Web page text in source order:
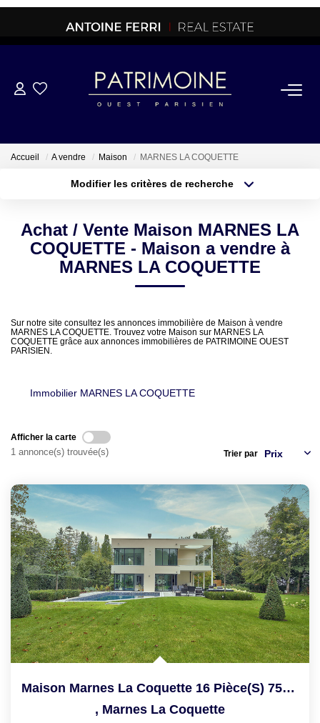
ACHETER
OFF MARKET
BRETAGNE
PROPRIETES/CHATEAUX
LOUER
Notre Agence
EN
Accueil A vendre Maison MARNES LA COQUETTE
Modifier les critères de recherche
Sélectionnez...
Type de bien
Achat / Vente Maison MARNES LA
COQUETTE - Maison a vendre à
MARNES LA COQUETTE
Sur notre site consultez les annonces immobilière de Maison à vendre
MARNES LA COQUETTE. Trouvez votre Maison sur MARNES LA
COQUETTE grâce aux annonces immobilières de PATRIMOINE OUEST
PARISIEN.
Immobilier MARNES LA COQUETTE
Afficher la carte
1 annonce(s) trouvée(s) Trier par
Maison Marnes La Coquette 16 Pièce(s) 750 M2
, Marnes La Coquette